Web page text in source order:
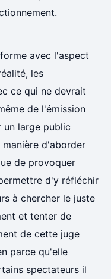
avec l'aspect
les
ce qui ne devrait
de l'émission
un large public
manière d'aborder
de provoquer
d'y réfléchir
à chercher le juste
et tenter de
de cette juge
parce qu'elle
spectateurs il